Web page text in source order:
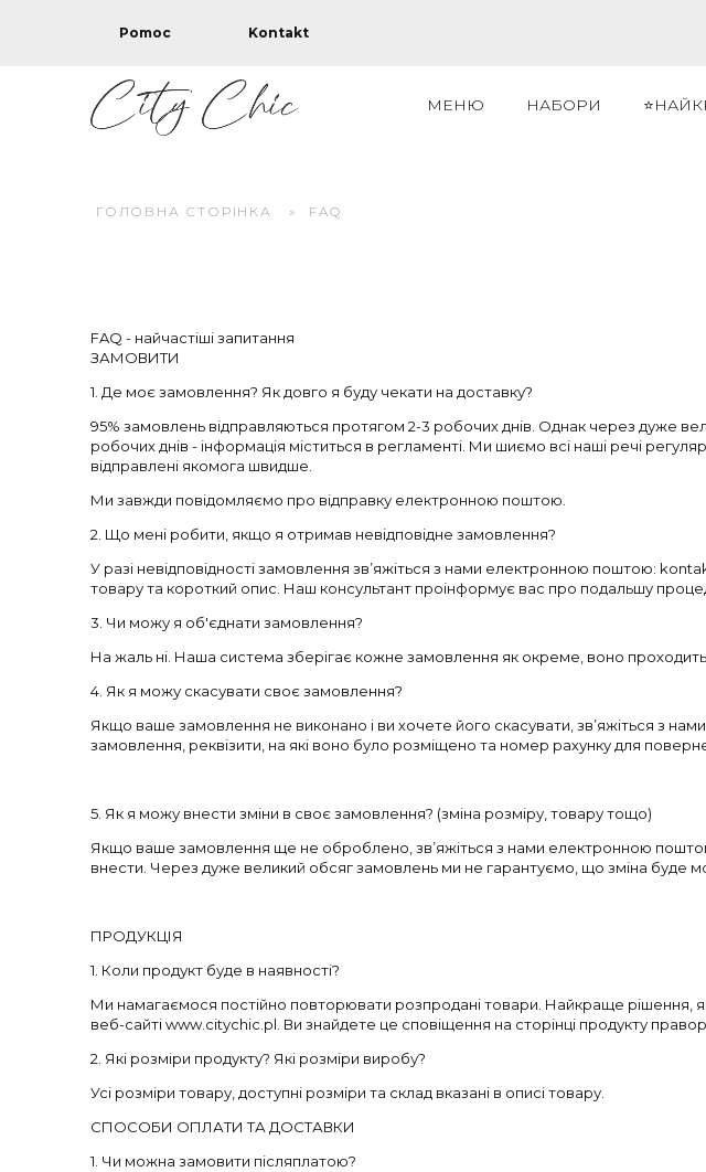
Pomoc Kontakt
МЕНЮ НАБОРИ
ГОЛОВНА СТОРІНКА » FAQ
FAQ - найчастіші запитання
ЗАМОВИТИ
1. Де моє замовлення? Як довго я буду чекати на доставку?
95% замовлень відправляються протягом 2-3 робочих днів. Однак через дуже
робочих днів - інформація міститься в регламенті. Ми шиємо всі наші речі
відправлені якомога швидше.
Ми завжди повідомляємо про відправку електронною поштою.
2. Що мені робити, якщо я отримав невідповідне замовлення?
У разі невідповідності замовлення зв’яжіться з нами електронною поштою:
товару та короткий опис. Наш консультант проінформує вас про подальшу
3. Чи можу я об'єднати замовлення?
На жаль ні. Наша система зберігає кожне замовлення як окреме, воно
4. Як я можу скасувати своє замовлення?
Якщо ваше замовлення не виконано і ви хочете його скасувати, зв’яжіться з
замовлення, реквізити, на які воно було розміщено та номер рахунку для
5. Як я можу внести зміни в своє замовлення? (зміна розміру, товару тощо)
Якщо ваше замовлення ще не оброблено, зв’яжіться з нами електронною
внести. Через дуже великий обсяг замовлень ми не гарантуємо, що зміна
ПРОДУКЦІЯ
1. Коли продукт буде в наявності?
Ми намагаємося постійно повторювати розпродані товари. Найкраще рішення,
веб-сайті www.citychic.pl. Ви знайдете це сповіщення на сторінці продукту
2. Які розміри продукту? Які розміри виробу?
Усі розміри товару, доступні розміри та склад вказані в описі товару.
СПОСОБИ ОПЛАТИ ТА ДОСТАВКИ
1. Чи можна замовити післяплатою?